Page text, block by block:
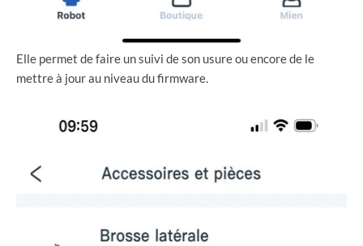
Elle permet de faire un suivi de son usure ou encore de le
mettre à jour au niveau du firmware.